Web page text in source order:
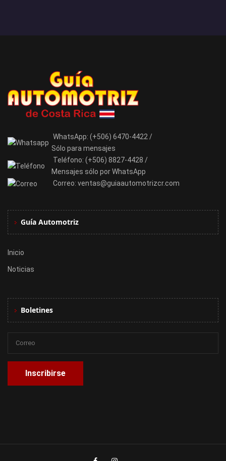
WhatsApp: (+506) 6470-4422 /
Sólo para mensajes
Teléfono: (+506) 8827-4428 /
Mensajes sólo por WhatsApp
Correo: ventas@guiaautomotrizcr.com
Guía Automotriz
Inicio
Noticias
Boletines